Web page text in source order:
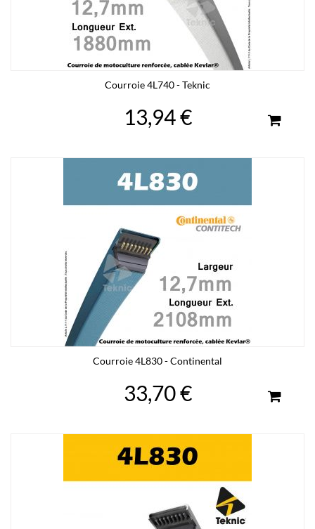
Courroie 4L740 - Teknic
13,94 €
Courroie 4L830 - Continental
33,70 €